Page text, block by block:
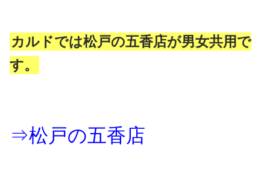
カルドでは松戸の五香店が男女共用で
す。
⇒松戸の五香店